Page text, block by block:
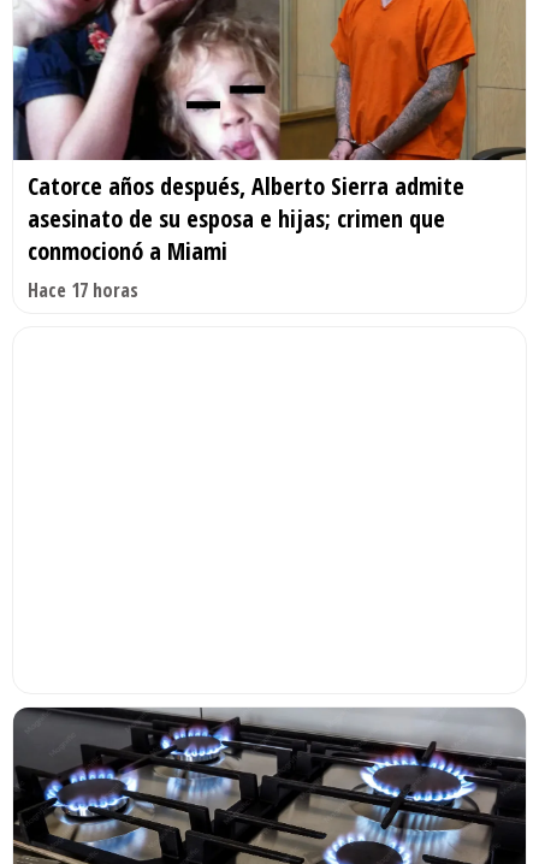
Catorce años después, Alberto Sierra admite
asesinato de su esposa e hijas; crimen que
conmocionó a Miami
Hace 17 horas